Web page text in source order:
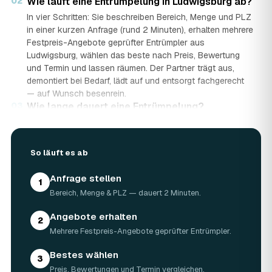
In vier Schritten: Sie beschreiben Bereich, Menge und PLZ
in einer kurzen Anfrage (rund 2 Minuten), erhalten mehrere
Festpreis-Angebote geprüfter Entrümpler aus
Ludwigsburg, wählen das beste nach Preis, Bewertung
und Termin und lassen räumen. Der Partner trägt aus,
demontiert bei Bedarf, lädt auf und entsorgt fachgerecht
— auf Wunsch besenrein.
Wie lange dauert eine Entrümpelung?
eine komplette Wohnung oder ein Haus in Ludwigsburg
häufig schon innerhalb weniger Tage, bei akuten Fällen
wie einer Messie-Wohnung auch kurzfristig.
Welche Gegenstände werden bei der
Entrümpelung entsorgt?
Mitgenommen wird praktisch der gesamte Hausrat: Möbel,
sowie Keller- und Dachbodengerümpel. Sondermüll und
Gefahrstoffe werden gesondert behandelt. Alles geht
So läuft es ab
1 Anfrage stellen
Bereich, Menge & PLZ — dauert 2 Minuten.
2 Angebote erhalten
Mehrere Festpreis-Angebote geprüfter Entrümpler.
3 Bestes wählen
Preis, Bewertungen und Termin vergleichen.